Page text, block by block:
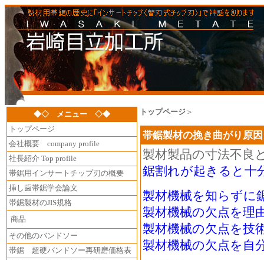
◆◇ メニュー ◇◆
トップページ
会社概要 company profile
社長紹介 Top profile
帯鋸用インサートチップ刃の概要
挿し歯帯鋸学会論文
帯鋸製材のJIS規格
商品
その他のバンドソー
帯鋸 超硬バンドソー再研磨価格表
トップページ ＞
帯鋸製材の挽き曲がり原因
製材製品の寸法不良
鋸割れが起きると十
製材機械を知らずに
製材機械の欠点を理
製材機械の欠点を技
製材機械の欠点を自